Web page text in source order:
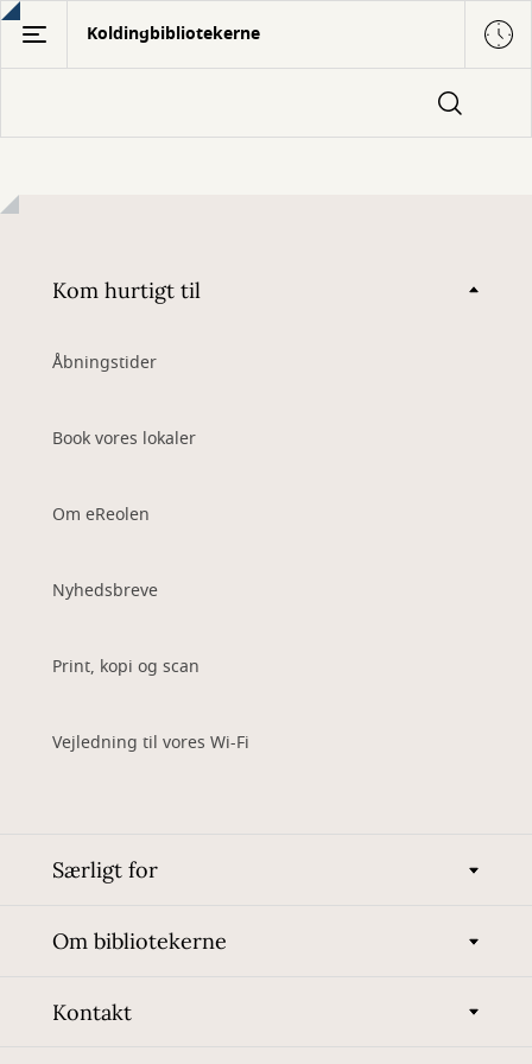
Gå
hovedindhold
Koldingbibliotekerne
Kom hurtigt til
Åbningstider
Book vores lokaler
Om eReolen
Nyhedsbreve
Print, kopi og scan
Vejledning til vores Wi-Fi
Særligt for
Om bibliotekerne
Kontakt